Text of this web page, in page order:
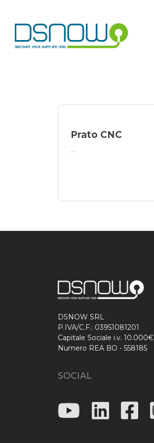
content
Prato CNC
...
DSNOW SRL
P.IVA/C.F.: 03951081201
Capitale Sociale i.v. 10.000€
Numero REA BO - 558185
SOCIAL